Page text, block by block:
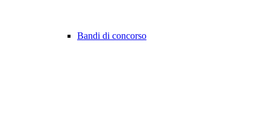
Bandi di concorso